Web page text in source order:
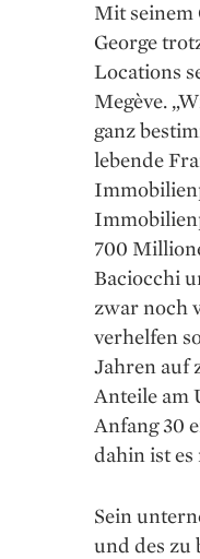
Mit seinem
George
Locations
­Megève.
ganz
lebende
700
Baciocchi
zwar noch
verhelfen
Jahren auf
Anteile am
Anfang 30
dahin ist
Sein
und des zu